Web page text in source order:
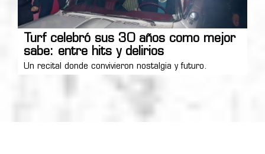
Turf celebró sus 30 años como mejor
sabe: entre hits y delirios
Un recital donde convivieron nostalgia y futuro.